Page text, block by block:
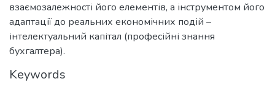
взаємозалежності його елементів, а інструментом його
адаптації до реальних економічних подій –
інтелектуальний капітал (професійні знання
бухгалтера).
Keywords